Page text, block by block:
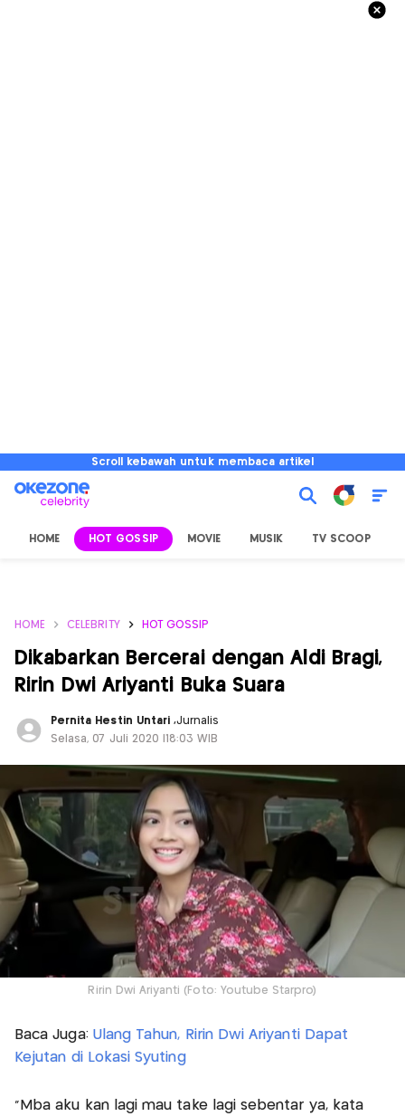
Scroll kebawah untuk membaca artikel
HOME HOT GOSSIP MOVIE MUSIK TV SCOOP
HOME CELEBRITY HOT GOSSIP
Dikabarkan Bercerai dengan Aldi Bragi,
Ririn Dwi Ariyanti Buka Suara
Pernita Hestin Untari,Jurnalis
Selasa, 07 Juli 2020 |18:03 WIB
Ririn Dwi Ariyanti (Foto: Youtube Starpro)
Baca Juga: Ulang Tahun, Ririn Dwi Ariyanti Dapat
Kejutan di Lokasi Syuting
"Mba aku kan lagi mau take lagi sebentar ya, kata